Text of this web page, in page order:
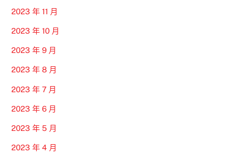
2023 年 11 月
2023 年 10 月
2023 年 9 月
2023 年 8 月
2023 年 7 月
2023 年 6 月
2023 年 5 月
2023 年 4 月